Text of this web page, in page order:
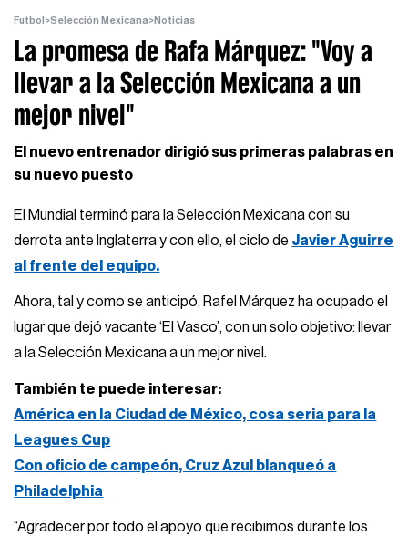
Futbol >Selección Mexicana>Noticias
La promesa de Rafa Márquez: "Voy a
llevar a la Selección Mexicana a un
mejor nivel"
El nuevo entrenador dirigió sus primeras palabras en
su nuevo puesto
El Mundial terminó para la Selección Mexicana con su
derrota ante Inglaterra y con ello, el ciclo de Javier Aguirre
al frente del equipo.
Ahora, tal y como se anticipó, Rafel Márquez ha ocupado el
lugar que dejó vacante ‘El Vasco’, con un solo objetivo: llevar
a la Selección Mexicana a un mejor nivel.
También te puede interesar:
América en la Ciudad de México, cosa seria para la
Leagues Cup
Con oficio de campeón, Cruz Azul blanqueó a
Philadelphia
“Agradecer por todo el apoyo que recibimos durante los